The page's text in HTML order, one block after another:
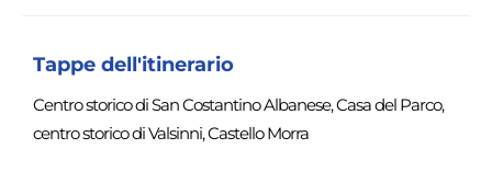
Tappe dell'itinerario
Centro storico di San Costantino Albanese, Casa del Parco,
centro storico di Valsinni, Castello Morra